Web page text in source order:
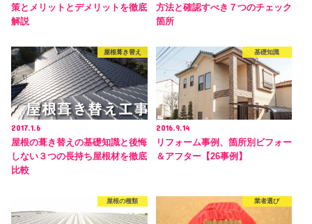
策とメリットとデメリットを徹底
解説
方法と確認すべき７つのチェック
箇所
屋根葺き替え
2017.1.6
屋根の葺き替えの基礎知識と後悔
しない３つの長持ち屋根材を徹底
比較
基礎知識
2016.9.14
リフォーム事例、箇所別ビフォー
＆アフター【26事例】
屋根の種類 業者選び